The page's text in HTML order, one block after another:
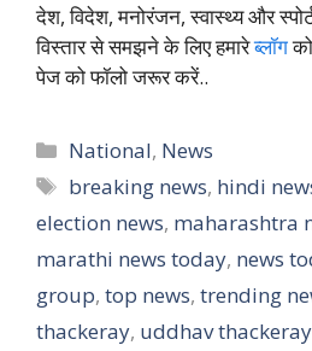
देश, विदेश, मनोरंजन, स्वास्थ्य और
विस्तार से समझने के लिए हमारेब्लॉग
पेज को फॉलो जरूर करें..
Categories
National, News
Tags
breaking news, hindi
election news, maharashtra
marathi news today, news
group, top news, trending
thackeray, uddhav